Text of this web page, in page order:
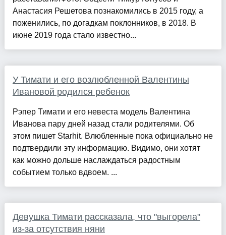
Анастасия Решетова познакомились в 2015 году, а
поженились, по догадкам поклонников, в 2018. В
июне 2019 года стало известно...
У Тимати и его возлюбленной Валентины
Ивановой родился ребенок
Рэпер Тимати и его невеста модель Валентина
Иванова пару дней назад стали родителями. Об
этом пишет Starhit. Влюбленные пока официально не
подтвердили эту информацию. Видимо, они хотят
как можно дольше наслаждаться радостным
событием только вдвоем. ...
Девушка Тимати рассказала, что "выгорела"
из-за отсутствия няни